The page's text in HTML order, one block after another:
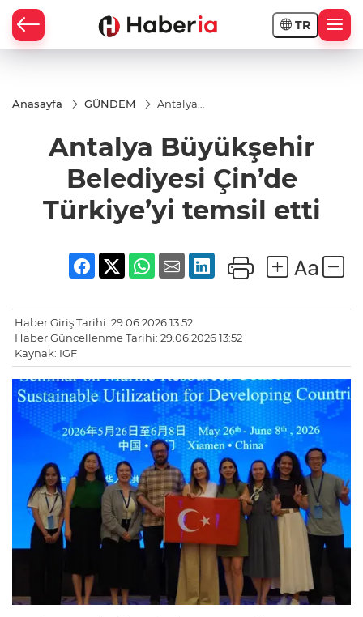
TR
Anasayfa GÜNDEM
Antalya
Çin’de
Türkiye’yi
temsil etti
Antalya Büyükşehir
Belediyesi Çin’de
Türkiye’yi temsil etti
Haber Giriş Tarihi: 29.06.2026 13:52
Haber Güncellenme Tarihi: 29.06.2026 13:52
Kaynak: IGF